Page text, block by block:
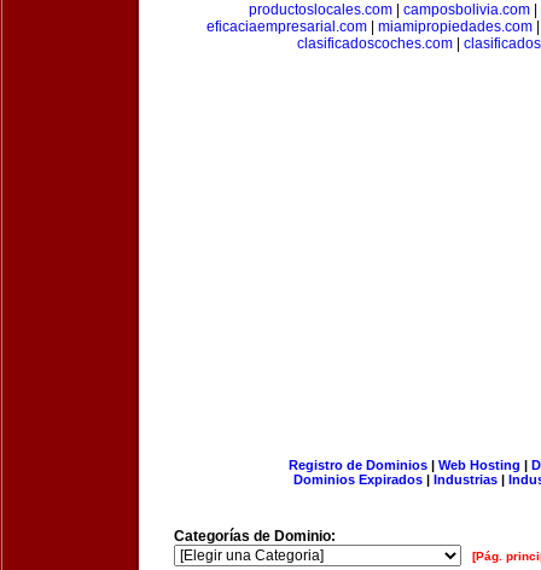
productoslocales.com| camposbolivia.com|
eficaciaempresarial.com
miamipropiedades.com
clasificadoscoches.com|
Registro de Dominios| Web Hosting |
Dominios Expirados | Industrias |
Categorías de Dominio:
[Pág.